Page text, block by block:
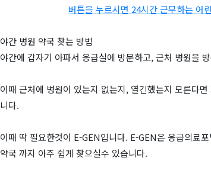
버튼을 누르시면 24시간 근무하는 어
야간 병원 약국 찾는 방법
야간에 갑자기 아파서 응급실에 방문하고, 근처 병원을
이때 근처에 병원이 있는지 없는지, 열긴했는지 모른다
니다.
이때 딱 필요한것이 E-GEN입니다. E-GEN은 응급의료
약국 까지 아주 쉽게 찾으실수 있습니다.